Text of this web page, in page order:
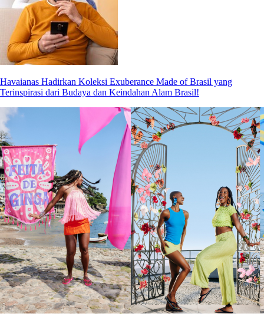
Havaianas Hadirkan Koleksi Exuberance Made of Brasil yang
Terinspirasi dari Budaya dan Keindahan Alam Brasil!